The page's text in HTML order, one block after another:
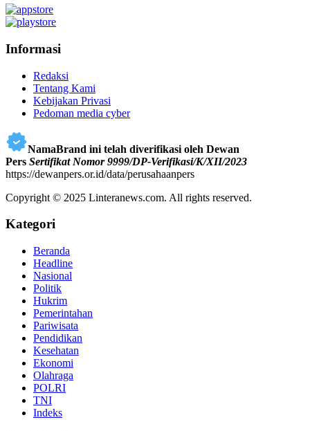
Informasi
Redaksi
Tentang Kami
Kebijakan Privasi
Pedoman media cyber
NamaBrand ini telah diverifikasi oleh Dewan
Pers Sertifikat Nomor 9999/DP-Verifikasi/K/XII/2023
https://dewanpers.or.id/data/perusahaanpers
Copyright © 2025 Linteranews.com. All rights reserved.
Kategori
Beranda
Headline
Nasional
Politik
Hukrim
Pemerintahan
Pariwisata
Pendidikan
Kesehatan
Ekonomi
Olahraga
POLRI
TNI
Indeks